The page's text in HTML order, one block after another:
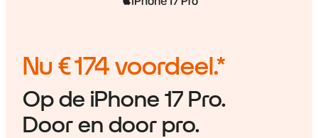
Nu € 174voordeel.*
Op de iPhone 17 Pro​.
Door en door pro.​